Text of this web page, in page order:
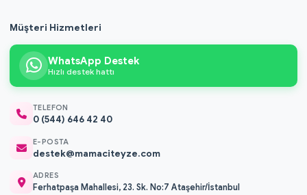
Müşteri Hizmetleri
WhatsApp Destek
Hızlı destek hattı
TELEFON
0 (544) 646 42 40
E-POSTA
destek@mamaciteyze.com
ADRES
Ferhatpaşa Mahallesi, 23. Sk. No:7 Ataşehir/İstanbul